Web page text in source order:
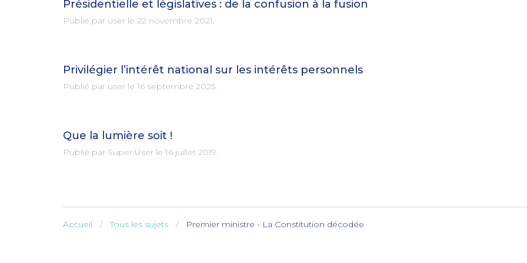
Présidentielle et législatives : de la confusion à la fusion
Publié par user le 22 novembre 2021.
Privilégier l’intérêt national sur les intérêts personnels
Publié par user le 16 septembre 2025.
Que la lumière soit !
Publié par Super User le 16 juillet 2019.
Accueil Tous les sujets Premier ministre - La Constitution décodée